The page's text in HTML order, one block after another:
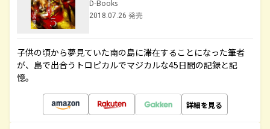
D-Books
2018.07.26 発売
子供の頃から夢見ていた南の島に滞在することになった筆者
が、島で出合うトロピカルでマジカルな45日間の記録と記
憶。
詳細を見る